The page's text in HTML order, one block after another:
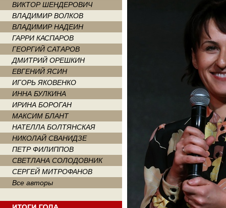
ВИКТОР ШЕНДЕРОВИЧ
ВЛАДИМИР ВОЛКОВ
ВЛАДИМИР НАДЕИН
ГАРРИ КАСПАРОВ
ГЕОРГИЙ САТАРОВ
ДМИТРИЙ ОРЕШКИН
ЕВГЕНИЙ ЯСИН
ИГОРЬ ЯКОВЕНКО
ИННА БУЛКИНА
ИРИНА БОРОГАН
МАКСИМ БЛАНТ
НАТЕЛЛА БОЛТЯНСКАЯ
НИКОЛАЙ СВАНИДЗЕ
ПЕТР ФИЛИППОВ
СВЕТЛАНА СОЛОДОВНИК
СЕРГЕЙ МИТРОФАНОВ
Все авторы